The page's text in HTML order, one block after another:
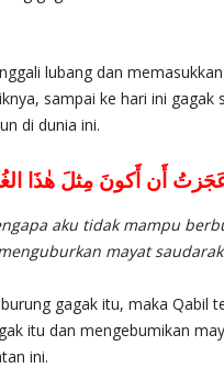
lubang dan
sampai ke hari ini gagak
di dunia ini.
أَعَجَزتُ أَن أَكونَ مِثلَ هٰذَا
aku tidak mampu
mayat
gagak itu, maka Qabil
itu dan mengebumikan
ini.